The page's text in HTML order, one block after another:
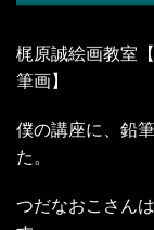
梶原誠絵画教室
筆画】
僕の講座に、鉛
た。
つだなおこさん